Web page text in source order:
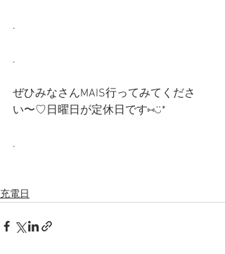
.
.
ぜひみなさんMAIS行ってみてくださ
い〜♡日曜日が定休日です⑅◡̈*
.
充電日